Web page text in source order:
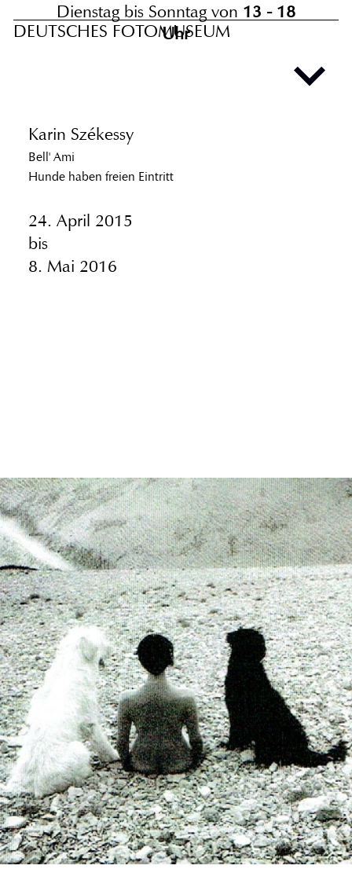
DEUTSCHES FOTOMUSEUM
Dienstag bis Sonntag von 13 - 18
Uhr
Karin Székessy
Bell' Ami
Hunde haben freien Eintritt
24. April 2015
8. Mai 2016
bis